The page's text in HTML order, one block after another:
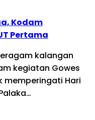
Kodam
Pertama
kalangan
kegiatan Gowes
memperingati Hari